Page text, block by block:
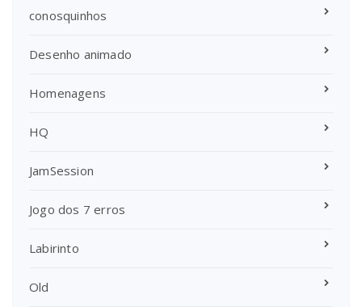
conosquinhos
Desenho animado
Homenagens
HQ
JamSession
Jogo dos 7 erros
Labirinto
Old